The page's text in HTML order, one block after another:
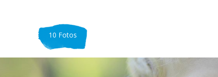
10 Fotos